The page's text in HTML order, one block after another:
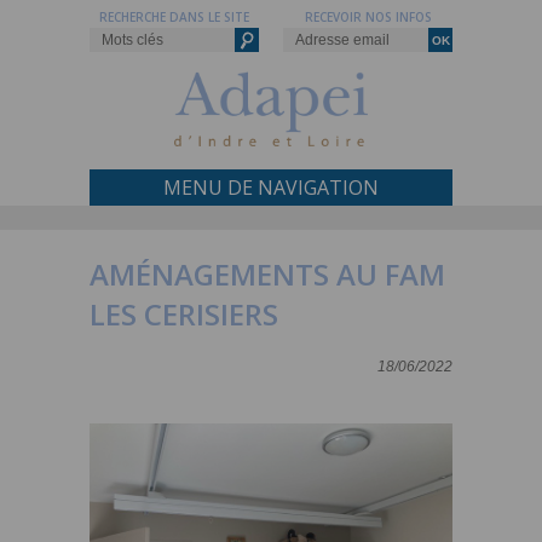
RECEVOIR NOS INFOS
RECHERCHE DANS LE SITE
MENU DE NAVIGATION
AMÉNAGEMENTS AU FAM
LES CERISIERS
18/06/2022